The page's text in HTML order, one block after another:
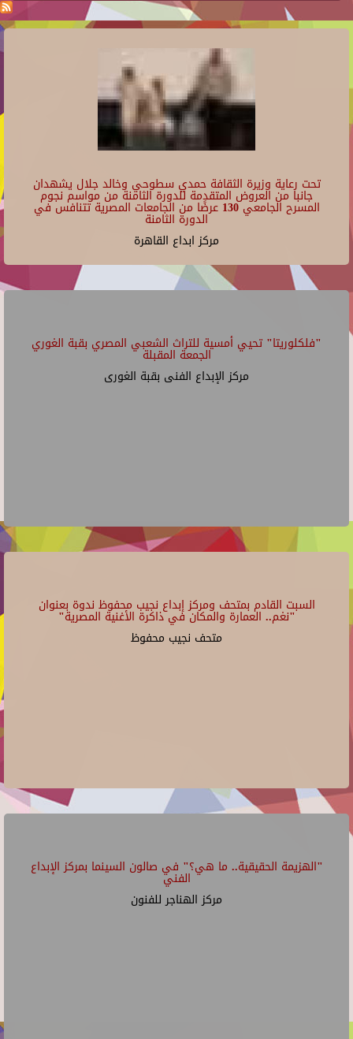
تحت رعاية وزيرة الثقافة حمدي سطوحي وخالد جلال يشهدان
جانبا من العروض المتقدمة للدورة الثامنة من مواسم نجوم
المسرح الجامعي 130 عرضًا من الجامعات المصرية تتنافس في
الدورة الثامنة
مركز ابداع القاهرة
"فلكلوريتا" تحيي أمسية للتراث الشعبي المصري بقبة الغوري
الجمعة المقبلة
مركز الإبداع الفنى بقبة الغورى
السبت القادم بمتحف ومركز إبداع نجيب محفوظ ندوة بعنوان
"نغم.. العمارة والمكان في ذاكرة الأغنية المصرية"
متحف نجيب محفوظ
"الهزيمة الحقيقية.. ما هي؟" في صالون السينما بمركز الإبداع
الفني
مركز الهناجر للفنون